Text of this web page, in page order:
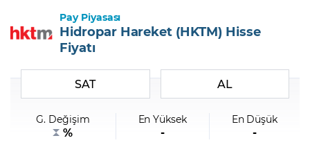
Şifremi Unuttum
Pay Piyasası
Hidropar Hareket (HKTM) Hisse
Fiyatı
SAT AL
G. Değişim
%
En Yüksek
-
En Düşük
-